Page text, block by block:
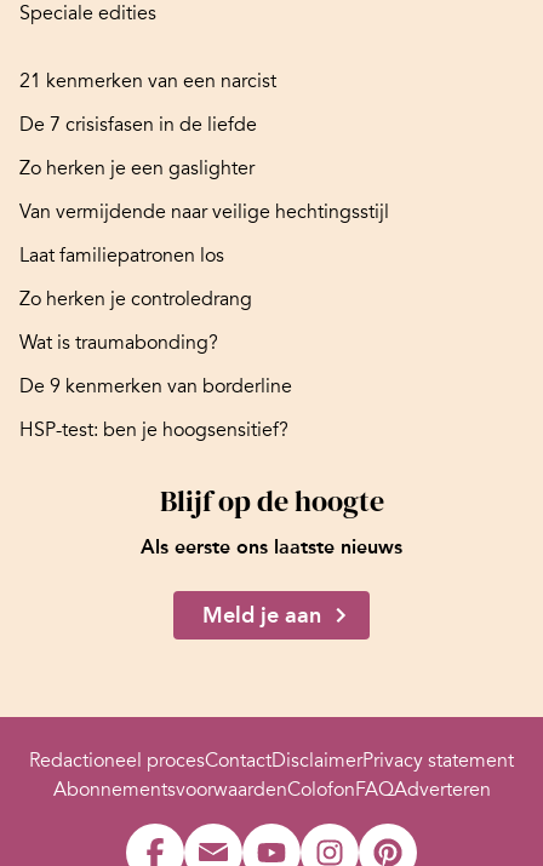
Speciale edities
21 kenmerken van een narcist
De 7 crisisfasen in de liefde
Zo herken je een gaslighter
Van vermijdende naar veilige hechtingsstijl
Laat familiepatronen los
Zo herken je controledrang
Wat is traumabonding?
De 9 kenmerken van borderline
HSP-test: ben je hoogsensitief?
Blijf op de hoogte
Als eerste ons laatste nieuws
Meld je aan
Redactioneel procesContactDisclaimerPrivacy statement
AbonnementsvoorwaardenColofonFAQAdverteren